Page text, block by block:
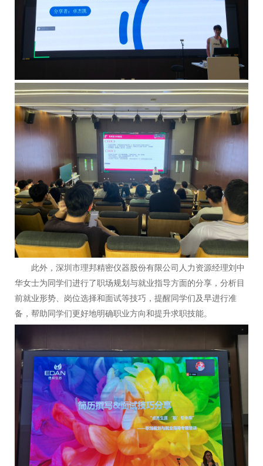
此外，深圳市理邦精密仪器股份有限公司人力资源经理刘中
华女士为同学们进行了职场规划与就业指导方面的分享，分析目
前就业形势、岗位选择和面试等技巧，提醒同学们及早进行准
备，帮助同学们更好地明确职业方向和提升求职技能。